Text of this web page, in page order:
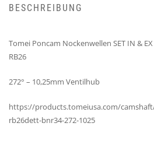
BESCHREIBUNG
Tomei Poncam Nockenwellen SET IN &
RB26
272° – 10,25mm Ventilhub
https://products.tomeiusa.com/
rb26dett-bnr34-272-1025